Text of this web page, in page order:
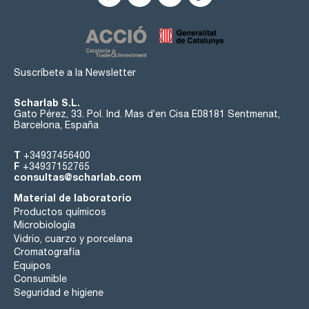
Suscríbete a la Newsletter
Scharlab S.L.
Gato Pérez, 33. Pol. Ind. Mas d’en Cisa E08181 Sentmenat,
Barcelona, España
T +34937456400
F +34937152765
consultas@scharlab.com
Material de laboratorio
Productos químicos
Microbiología
Vidrio, cuarzo y porcelana
Cromatografía
Equipos
Consumible
Seguridad e higiene